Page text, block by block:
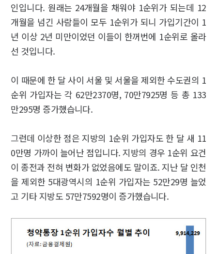
인입니다. 원래는 24개월을 채워야 1순위가 되는데 12
개월을 넘긴 사람들이 모두 1순위가 되니 가입기간이 1
년 이상 2년 미만이었던 이들이 한꺼번에 1순위로 올라
선 것입니다.
이 때문에 한 달 사이 서울 및 서울을 제외한 수도권의 1
순위 가입자는 각 62만2370명, 70만7925명 등 총 133
만295명 증가했습니다.
그런데 이상한 점은 지방의 1순위 가입자도 한 달 새 11
0만명 가까이 늘어난 점입니다. 지방의 경우 1순위 요건
이 종전과 전혀 변화가 없었음에도 말이죠. 지난 달 인천
을 제외한 5대광역시의 1순위 가입자는 52만29명 늘었
고 기타 지방도 57만7592명이 증가했습니다.